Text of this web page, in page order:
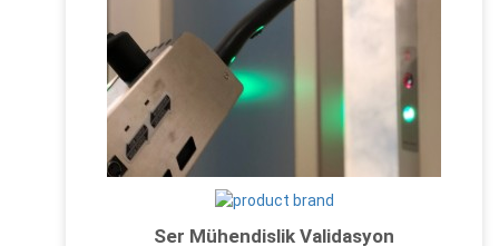
Ser Mühendislik Validasyon